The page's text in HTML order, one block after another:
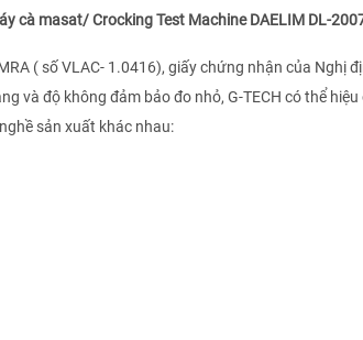
cà masat/ Crocking Test Machine DAELIM DL-
( số VLAC- 1.0416), giấy chứng nhận của Nghị
và độ không đảm bảo đo nhỏ, G-TECH có thể
sản xuất khác nhau: